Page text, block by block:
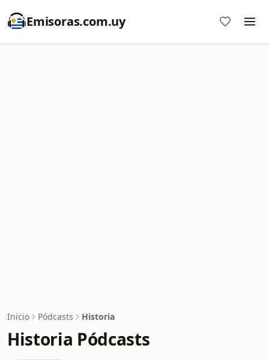
Emisoras.com.uy
Inicio Pódcasts Historia
Historia Pódcasts